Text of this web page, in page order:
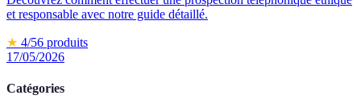
et responsable avec notre guide détaillé.
★ 4/56 produits
17/05/2026
Catégories